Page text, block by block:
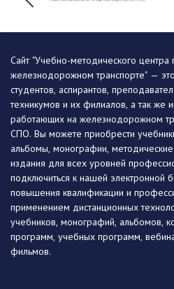
Сайт "Учебно-методического
железнодорожном транспорте" —
студентов, аспирантов,
техникумов и их филиалов, а так же
работающих на железнодорожном
СПО. Вы можете приобрести
альбомы, монографии,
издания для всех уровней
подключиться к нашей электронной
повышения квалификации и
применением дистанционных
учебников, монографий, альбомов,
программ, учебных программ,
фильмов.